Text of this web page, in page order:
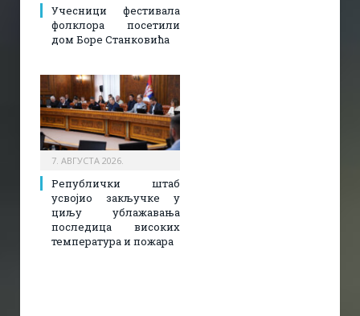
Учесници фестивала
фолклора посетили
дом Боре Станковића
7. АВГУСТА 2026.
Републички штаб
усвојио закључке у
циљу ублажавања
последица високих
температура и пожара​